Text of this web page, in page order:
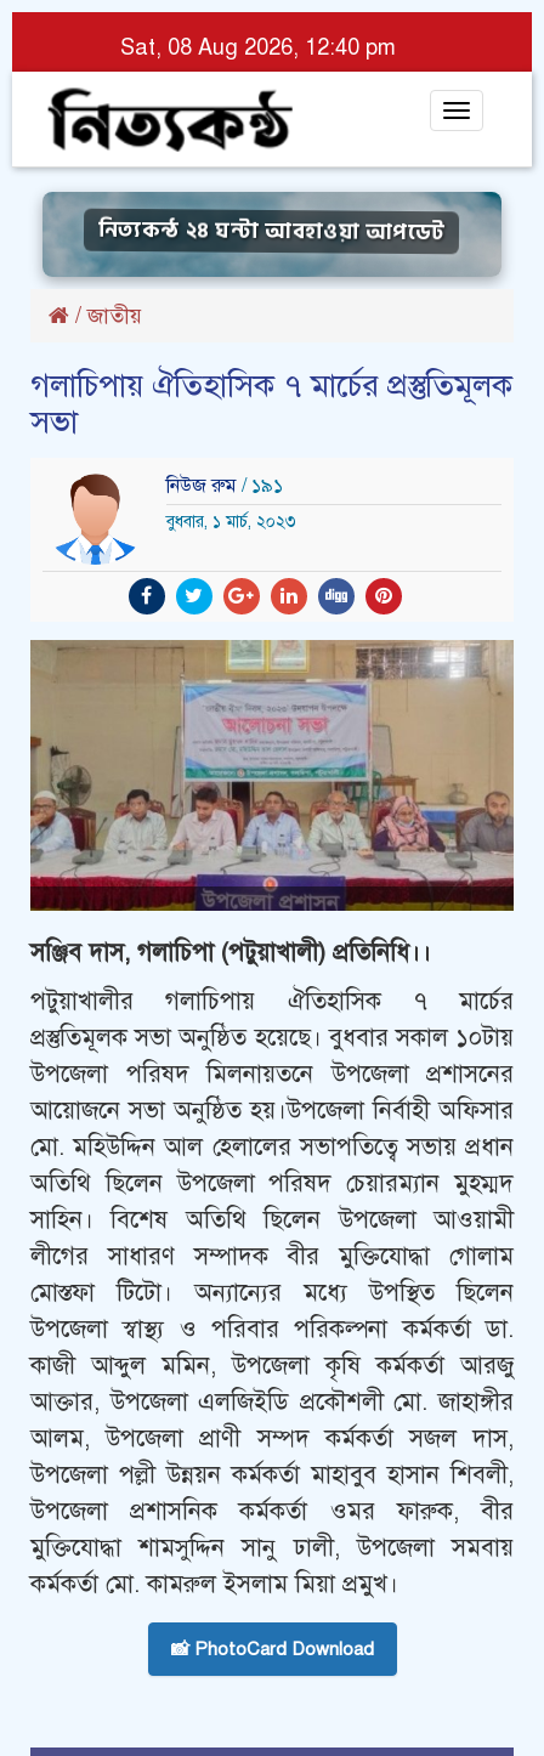
Sat, 08 Aug 2026, 12:40 pm
Toggle
নিত্যকন্ঠ ২৪ ঘন্টা আবহাওয়া আপডেট
/জাতীয়
গলাচিপায় ঐতিহাসিক ৭ মার্চের প্রস্তুতিমূলক
সভা
নিউজ রুম / ১৯১
বুধবার, ১ মার্চ, ২০২৩
সঞ্জিব দাস, গলাচিপা (পটুয়াখালী) প্রতিনিধি।।
পটুয়াখালীর গলাচিপায় ঐতিহাসিক ৭ মার্চের
প্রস্তুতিমূলক সভা অনুষ্ঠিত হয়েছে। বুধবার সকাল ১০টায়
উপজেলা পরিষদ মিলনায়তনে উপজেলা প্রশাসনের
আয়োজনে সভা অনুষ্ঠিত হয়।উপজেলা নির্বাহী অফিসার
মো. মহিউদ্দিন আল হেলালের সভাপতিত্বে সভায় প্রধান
অতিথি ছিলেন উপজেলা পরিষদ চেয়ারম্যান মুহম্মদ
সাহিন। বিশেষ অতিথি ছিলেন উপজেলা আওয়ামী
লীগের সাধারণ সম্পাদক বীর মুক্তিযোদ্ধা গোলাম
মোস্তফা টিটো। অন্যান্যের মধ্যে উপস্থিত ছিলেন
উপজেলা স্বাস্থ্য ও পরিবার পরিকল্পনা কর্মকর্তা ডা.
কাজী আব্দুল মমিন, উপজেলা কৃষি কর্মকর্তা আরজু
আক্তার, উপজেলা এলজিইডি প্রকৌশলী মো. জাহাঙ্গীর
আলম, উপজেলা প্রাণী সম্পদ কর্মকর্তা সজল দাস,
উপজেলা পল্লী উন্নয়ন কর্মকর্তা মাহাবুব হাসান শিবলী,
উপজেলা প্রশাসনিক কর্মকর্তা ওমর ফারুক, বীর
মুক্তিযোদ্ধা শামসুদ্দিন সানু ঢালী, উপজেলা সমবায়
কর্মকর্তা মো. কামরুল ইসলাম মিয়া প্রমুখ।
📸 PhotoCard Download